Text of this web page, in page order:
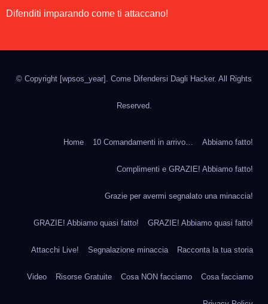
Difenditi imparando come ti attaccano!
© Copyright [wpsos_year] . Come Difendersi Dagli Hacker. All Rights
Reserved.
Home 10 Comandamenti in arrivo… Abbiamo fatto!
Complimenti e GRAZIE! Abbiamo fatto!
Grazie per avermi segnalato una minaccia!
GRAZIE! Abbiamo quasi fatto! GRAZIE! Abbiamo quasi fatto!
Attacchi Live! Segnalazione minaccia Racconta la tua storia
Video Risorse Gratuite Cosa NON facciamo Cosa facciamo